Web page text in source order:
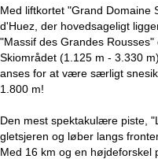
Med liftkortet "Grand Domaine
d'Huez, der hovedsageligt
"Massif des Grandes
Skiområdet (1.125 m - 3.330
anses for at være særligt
1.800 m!
Den mest spektakulære piste,
gletsjeren og løber langs
Med 16 km og en